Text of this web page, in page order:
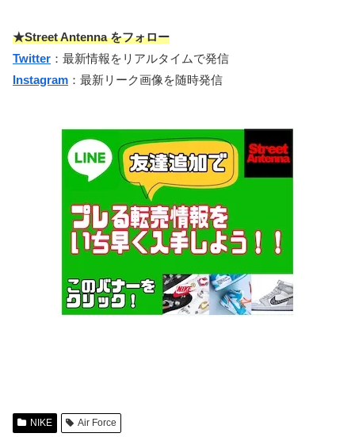
★Street Antenna をフォロー
Twitter ：最新情報をリアルタイムで発信
Instagram ：最新リーク画像を随時発信
NIKE Air Force